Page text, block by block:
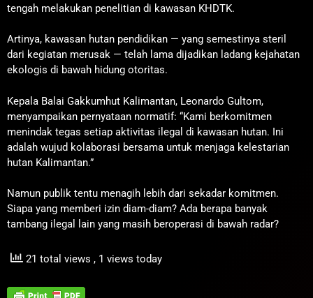
tengah melakukan penelitian di kawasan KHDTK.
Artinya, kawasan hutan pendidikan — yang semestinya steril
dari kegiatan merusak — telah lama dijadikan ladang kejahatan
ekologis di bawah hidung otoritas.
Kepala Balai Gakkumhut Kalimantan, Leonardo Gultom,
menyampaikan pernyataan normatif: “Kami berkomitmen
menindak tegas setiap aktivitas ilegal di kawasan hutan. Ini
adalah wujud kolaborasi bersama untuk menjaga kelestarian
hutan Kalimantan.”
Namun publik tentu menagih lebih dari sekadar komitmen.
Siapa yang memberi izin diam-diam? Ada berapa banyak
tambang ilegal lain yang masih beroperasi di bawah radar?
21 total views , 1 views today